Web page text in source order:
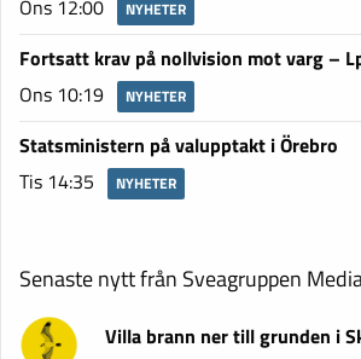
Ons 12:00
NYHETER
Fortsatt krav på nollvision mot varg –
Ons 10:19
NYHETER
Statsministern på valupptakt i Örebro
Tis 14:35
NYHETER
Senaste nytt från Sveagruppen
Villa brann ner till grunden i